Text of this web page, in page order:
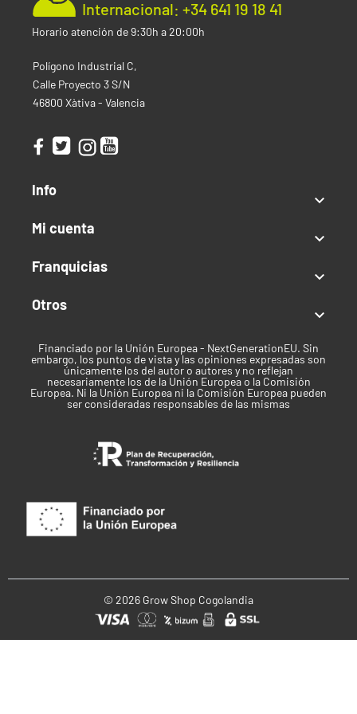
CBD: Bajo
Interior
Altura:Media
Tiempo de floración:
Exterior
Mes de cosecha:
Sativa predominante
Uso recomendado
Recreativo
Clima
Templado
Tiempo de cosecha
Finales de septiembre
Marca
Septiembre
Internacional: +34 641 19 18 41
Horario atención de 9:30h a 20:00h
Polígono Industrial C,
Calle Proyecto 3 S/N
46800 Xàtiva - Valencia
Info

Mi cuenta

Franquicias

Otros

Financiado por la Unión Europea - NextGenerationEU. Sin
embargo, los puntos de vista y las opiniones expresadas son
únicamente los del autor o autores y no reflejan
necesariamente los de la Unión Europea o la Comisión
Europea. Ni la Unión Europea ni la Comisión Europea pueden
ser consideradas responsables de las mismas
© 2026 Grow Shop Cogolandia